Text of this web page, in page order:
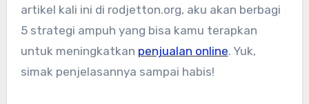
artikel kali ini di rodjetton.org, aku akan berbagi
5 strategi ampuh yang bisa kamu terapkan
untuk meningkatkan penjualan online. Yuk,
simak penjelasannya sampai habis!